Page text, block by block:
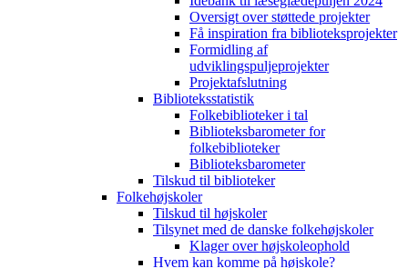
Oversigt over støttede projekter
Få inspiration fra biblioteksprojekter
Formidling af
udviklingspuljeprojekter
Projektafslutning
Biblioteksstatistik
Folkebiblioteker i tal
Biblioteksbarometer for
folkebiblioteker
Biblioteksbarometer
Tilskud til biblioteker
Folkehøjskoler
Tilskud til højskoler
Tilsynet med de danske folkehøjskoler
Klager over højskoleophold
Hvem kan komme på højskole?